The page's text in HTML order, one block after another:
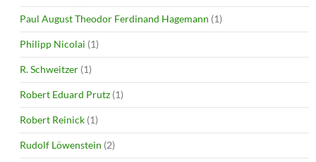
Paul August Theodor Ferdinand Hagemann (1)
Philipp Nicolai (1)
R. Schweitzer (1)
Robert Eduard Prutz (1)
Robert Reinick (1)
Rudolf Löwenstein (2)